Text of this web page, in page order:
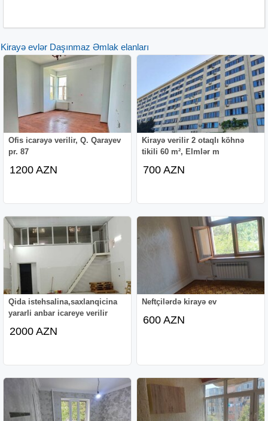
Kirayə evlər Daşınmaz Əmlak elanları
Ofis icarəyə verilir, Q. Qarayev
pr. 87
1200 AZN
Kirayə verilir 2 otaqlı köhnə
tikili 60 m², Elmlər m
700 AZN
Qida istehsalina,saxlanqicina
yararli anbar icareye verilir
2000 AZN
Neftçilərdə kirayə ev
600 AZN